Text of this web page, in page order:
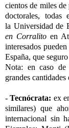
cientos de miles
doctorales, todas
la Universidad de
en Corralito en
interesados
España, que
Nota: en caso
grandes cantidades
-Tecnócrata: ex
similares) que
internacional sin